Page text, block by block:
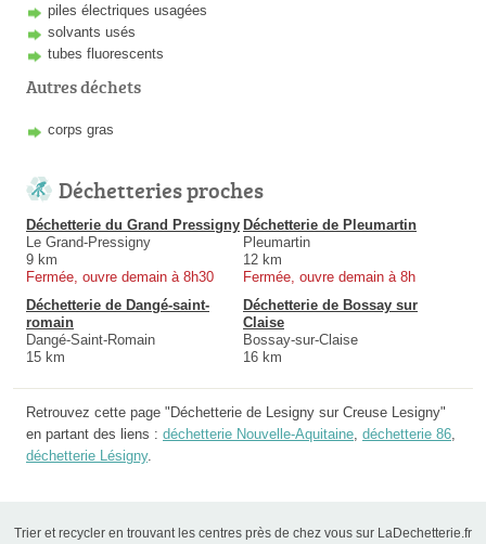
piles électriques usagées
solvants usés
tubes fluorescents
Autres déchets
corps gras
Déchetteries proches
Déchetterie du Grand Pressigny
Le Grand-Pressigny
9 km
Fermée, ouvre demain à 8h30
Déchetterie de Pleumartin
Pleumartin
12 km
Fermée, ouvre demain à 8h
Déchetterie de Dangé-saint-
romain
Dangé-Saint-Romain
15 km
Déchetterie de Bossay sur
Claise
Bossay-sur-Claise
16 km
Retrouvez cette page "Déchetterie de Lesigny sur Creuse Lesigny"
en partant des liens : déchetterie Nouvelle-Aquitaine déchetterie 86
déchetterie Lésigny.
Trier et recycler en trouvant les centres près de chez vous sur LaDechetterie.fr